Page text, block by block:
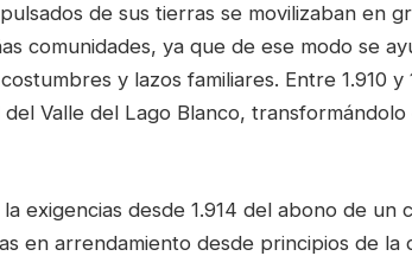
de sus tierras se movilizaban en
comunidades, ya que de ese modo se
y lazos familiares. Entre 1.910 y
Valle del Lago Blanco,
exigencias desde 1.914 del abono de un
en arrendamiento desde principios de la